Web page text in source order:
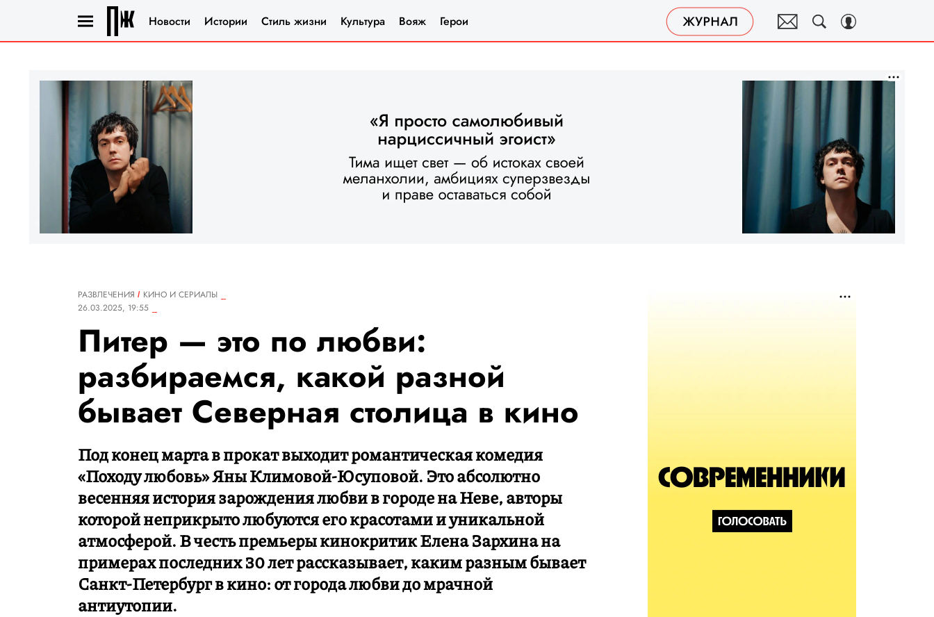
Новости Истории Стиль жизни Культура Вояж Герои
РАЗВЛЕЧЕНИЯ
КИНО И СЕРИАЛЫ
26.03.2025, 19:55
Питер — это по любви:
разбираемся, какой разной
бывает Северная столица в кино
Под конец марта в прокат выходит романтическая комедия
«Походу любовь» Яны Климовой-Юсуповой. Это абсолютно
весенняя история зарождения любви в городе на Неве, авторы
которой неприкрыто любуются его красотами и уникальной
атмосферой. В честь премьеры кинокритик Елена Зархина на
примерах последних 30 лет рассказывает, каким разным бывает
Санкт-Петербург в кино: от города любви до мрачной
антиутопии.